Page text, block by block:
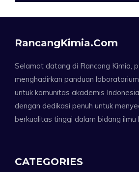
RancangKimia.com
Selamat datang di Rancang Kimia,
menghadirkan panduan
untuk komunitas akademis
dengan dedikasi penuh untuk
berkualitas tinggi dalam bidang ilmu
CATEGORIES